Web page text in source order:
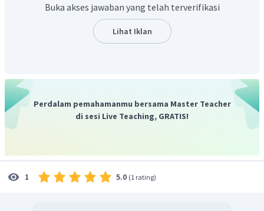
PMMA berupa plastik bening; keras dan kuat tetapi ringan
dan fleksibel PMMA dimanfaatkan sebagai
pencampur gelas dan pencampur logam
Buka akses jawaban yang telah terverifikasi
Lihat Iklan
Perdalam pemahamanmu bersama Master Teacher
di sesi Live Teaching, GRATIS!
1 5.0 (1 rating)